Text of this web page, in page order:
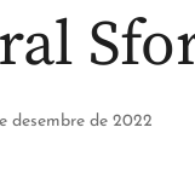
desembre de 2022